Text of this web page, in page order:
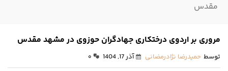
مقدس
مروری بر اردوی درختکاری جهادگران حوزوی در مشهد مقدس
توسط حمیدرضا نژادرمضانی آذر 17, 1404 ۰